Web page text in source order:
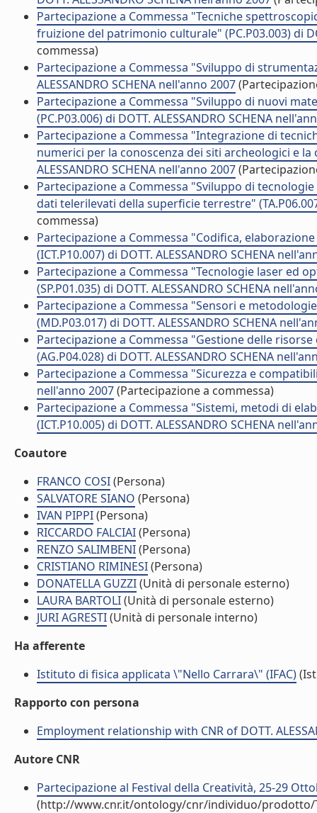
Partecipazione a Commessa "Tecniche
fruizione del patrimonio culturale" (PC.P03.003) di
commessa)
Partecipazione a Commessa "Sviluppo di
ALESSANDRO SCHENA nell'anno 2007
Partecipazione a Commessa "Sviluppo di nuovi
(PC.P03.006) di DOTT. ALESSANDRO SCHENA
Partecipazione a Commessa "Integrazione di
numerici per la conoscenza dei siti archeologici e
ALESSANDRO SCHENA nell'anno 2007
Partecipazione a Commessa "Sviluppo di
dati telerilevati della superficie terrestre"
commessa)
Partecipazione a Commessa "Codifica,
(ICT.P10.007) di DOTT. ALESSANDRO SCHENA
Partecipazione a Commessa "Tecnologie laser ed
(SP.P01.035) di DOTT. ALESSANDRO SCHENA
Partecipazione a Commessa "Sensori e
(MD.P03.017) di DOTT. ALESSANDRO SCHENA
Partecipazione a Commessa "Gestione delle
(AG.P04.028) di DOTT. ALESSANDRO SCHENA
Partecipazione a Commessa "Sicurezza e
nell'anno 2007(Partecipazione a commessa)
Partecipazione a Commessa "Sistemi, metodi di
(ICT.P10.005) di DOTT. ALESSANDRO SCHENA
Coautore
FRANCO COSI(Persona)
SALVATORE SIANO (Persona)
IVAN PIPPI(Persona)
RICCARDO FALCIAI(Persona)
RENZO SALIMBENI(Persona)
CRISTIANO RIMINESI(Persona)
DONATELLA GUZZI(Unità di personale esterno)
LAURA BARTOLI(Unità di personale esterno)
JURI AGRESTI(Unità di personale interno)
Ha afferente
Istituto di fisica applicata \"Nello Carrara\" (IFAC)
Rapporto con persona
Employment relationship with CNR of DOTT.
Autore CNR
Partecipazione al Festival della Creatività, 25-29
(http://www.cnr.it/ontology/cnr/individuo/prodotto/